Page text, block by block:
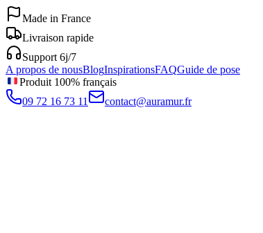
Made in France
Livraison rapide
Support 6j/7
A propos de nousBlogInspirationsFAQGuide de pose
Produit 100% français
09 72 16 73 11
contact@auramur.fr